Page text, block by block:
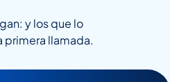
y los que lo
primera llamada.